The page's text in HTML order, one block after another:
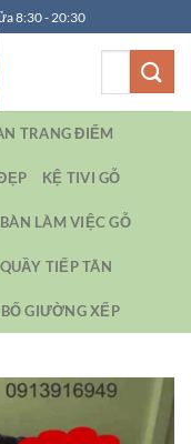
8:30 - 20:30
TRANG ĐIỂM
KỆ TIVI GỖ
BÀN LÀM VIỆC GỖ
QUẦY TIẾP TÂN
GIƯỜNG XẾP